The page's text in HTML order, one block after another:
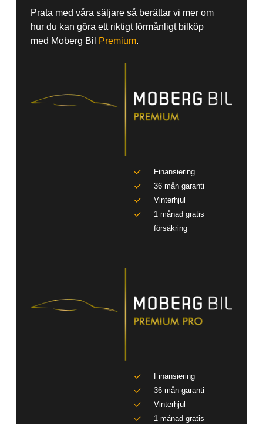
Prata med våra säljare så berättar vi mer om
hur du kan göra ett riktigt förmånligt bilköp
med Moberg Bil
Premium.
Finansiering
36 mån garanti
Vinterhjul
1 månad gratis
försäkring
Finansiering
36 mån garanti
Vinterhjul
1 månad gratis